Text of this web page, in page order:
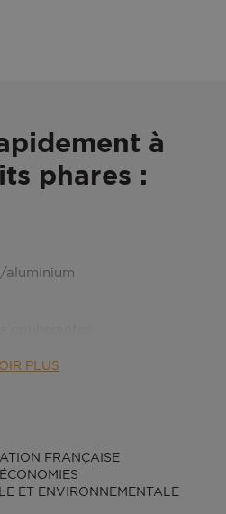
à
phares :
aluminium
PLUS
FRANÇAISE
ET ENVIRONNEMENTALE